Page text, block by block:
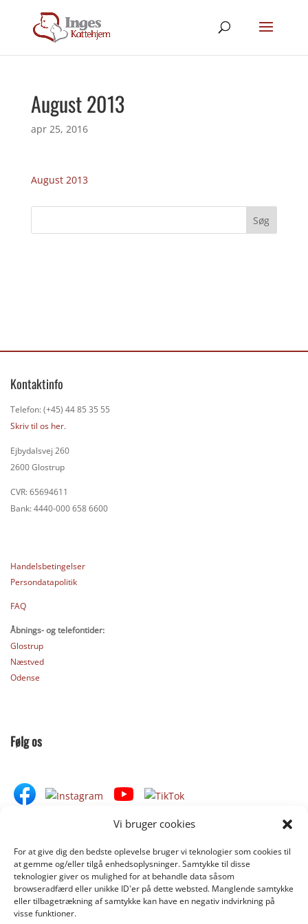
Vi bruger cookies
For at give dig den bedste oplevelse bruger vi teknologier som cookies til
at gemme og/eller tilgå enhedsoplysninger. Samtykke til disse
teknologier giver os mulighed for at behandle data såsom
browseradfærd eller unikke ID'er på dette websted. Manglende samtykke
eller tilbagetrækning af samtykke kan have en negativ indvirkning på
visse funktioner.
August 2013
apr 25, 2016
August 2013
Kontaktinfo
Telefon: (+45) 44 85 35 55
Skriv til os her.
Ejbydalsvej 260
2600 Glostrup
CVR: 65694611
Bank: 4440-000 658 6600
Handelsbetingelser
Persondatapolitik
FAQ
Åbnings- og telefontider:
Glostrup
Næstved
Odense
Følg os
Donér til Inges Kattehjem
DONÉR